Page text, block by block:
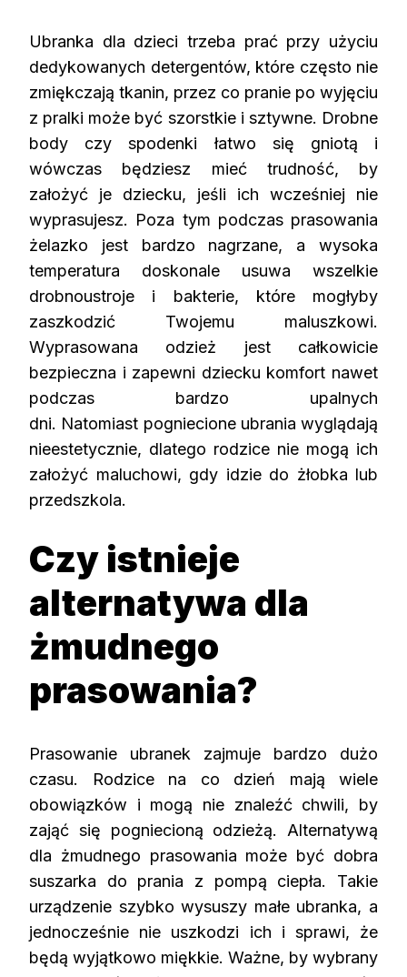
Ubranka dla dzieci trzeba prać przy użyciu
dedykowanych detergentów, które często nie
zmiękczają tkanin, przez co pranie po wyjęciu
z pralki może być szorstkie i sztywne. Drobne
body czy spodenki łatwo się gniotą i
wówczas będziesz mieć trudność, by
założyć je dziecku, jeśli ich wcześniej nie
wyprasujesz. Poza tym podczas prasowania
żelazko jest bardzo nagrzane, a wysoka
temperatura doskonale usuwa wszelkie
drobnoustroje i bakterie, które mogłyby
zaszkodzić Twojemu maluszkowi.
Wyprasowana odzież jest całkowicie
bezpieczna i zapewni dziecku komfort nawet
podczas bardzo upalnych
dni. Natomiast pogniecione ubrania wyglądają
nieestetycznie, dlatego rodzice nie mogą ich
założyć maluchowi, gdy idzie do żłobka lub
przedszkola.
Czy istnieje
alternatywa dla
żmudnego
prasowania?
Prasowanie ubranek zajmuje bardzo dużo
czasu. Rodzice na co dzień mają wiele
obowiązków i mogą nie znaleźć chwili, by
zająć się pogniecioną odzieżą. Alternatywą
dla żmudnego prasowania może być dobra
suszarka do prania z pompą ciepła. Takie
urządzenie szybko wysuszy małe ubranka, a
jednocześnie nie uszkodzi ich i sprawi, że
będą wyjątkowo miękkie. Ważne, by wybrany